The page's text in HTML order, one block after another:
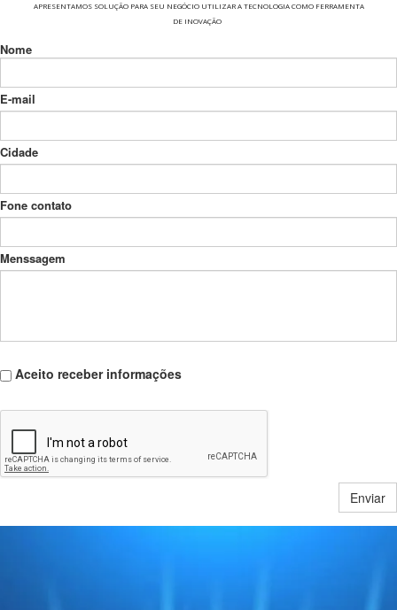
APRESENTAMOS SOLUÇÃO PARA SEU NEGÓCIO UTILIZAR A TECNOLOGIA COMO FERRAMENTA
DE INOVAÇÃO
Nome
E-mail
Cidade
Fone contato
Menssagem
Aceito receber informações
Enviar